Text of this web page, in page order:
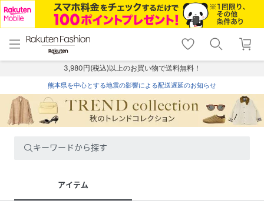
menu home
トップ
shopping_cart lock_outline
ログイン
3,980円(税込)以上のお買い物で送料無料！
熊本県を中心とする地震の影響による配送遅延のお知らせ
キーワードから探す
アイテム